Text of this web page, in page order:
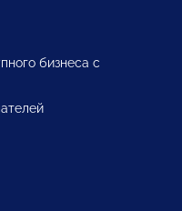
бизнеса с